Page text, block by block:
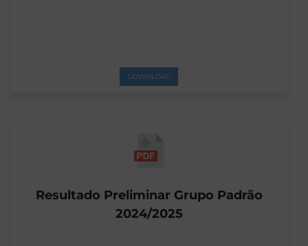
DOWNLOAD
Resultado Preliminar Grupo Padrão
2024/2025